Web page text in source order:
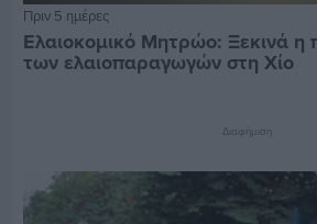
Πριν 5 ημέρες
Ελαιοκομικό Μητρώο: Ξεκινά η
των ελαιοπαραγωγών στη Χίο
Διαφήμιση